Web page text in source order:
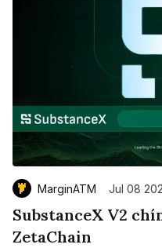
MarginATM Jul 08
SubstanceX V2
ZetaChain